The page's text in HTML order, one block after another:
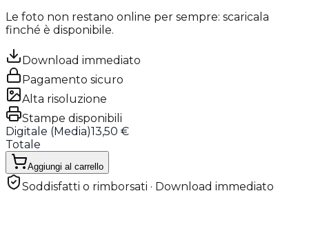
Le foto non restano online per sempre: scaricala
finché è disponibile.
Download immediato
Pagamento sicuro
Alta risoluzione
Stampe disponibili
Digitale (Media)13,50 €
Totale
Aggiungi al carrello
Soddisfatti o rimborsati · Download immediato